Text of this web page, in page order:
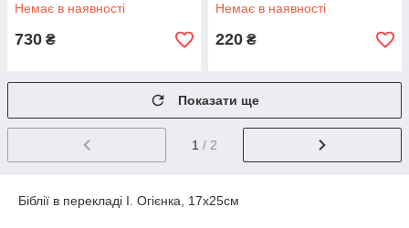
Немає в наявності
730 ₴
Немає в наявності
220 ₴
Показати ще
1 / 2
Біблії в перекладі І. Огієнка, 17х25см